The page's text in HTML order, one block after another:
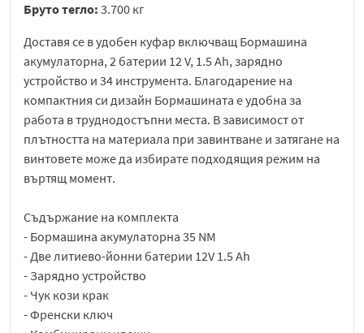
Бруто тегло: 3.700 кг
Доставя се в удобен куфар включващ Бормашина
акумулаторна, 2 батерии 12 V, 1.5 Ah, зарядно
устройство и 34 инструмента. Благодарение на
компактния си дизайн Бормашината е удобна за
работа в труднодостъпни места. В зависимост от
плътността на материала при завинтване и затягане на
винтовете може да избирате подходящия режим на
въртящ момент.
Съдържание на комплекта
- Бормашина акумулаторна 35 NM
- Две литиево-йонни батерии 12V 1.5 Ah
- Зарядно устройство
- Чук кози крак
- Френски ключ